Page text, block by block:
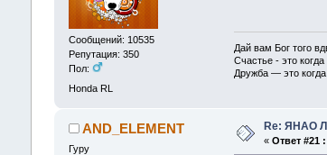
Сообщений: 10535
Репутация: 350
Пол:
Honda RL
Дай вам Бог того
Счастье - это когда
Дружба — это
AND_ELEMENT
Гуру
Re: ЯНАО
« Ответ #21 :